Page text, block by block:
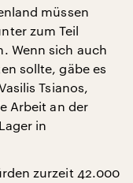
müssen
zum Teil
Wenn sich auch
sollte, gäbe es
Tsianos,
Arbeit an der
in
zurzeit 42.000